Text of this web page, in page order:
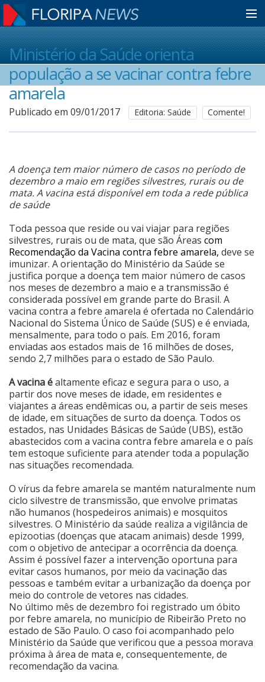
Home
Notícias
Classificados
Guia de Serviços
Anuncie
Cinema
Agenda Cultural
Anuncie
Fale Conosco
Ministério da Saúde orienta
população a se vacinar contra febre
amarela
Publicado em 09/01/2017 Editoria: Saúde Comente!
A doença tem maior número de casos no período de
dezembro a maio em regiões silvestres, rurais ou de
mata. A vacina está disponível em toda a rede pública
de saúde
Toda pessoa que reside ou vai viajar para regiões
silvestres, rurais ou de mata, que são Áreas com
Recomendação da Vacina contra febre amarela, deve se
imunizar. A orientação do Ministério da Saúde se
justifica porque a doença tem maior número de casos
nos meses de dezembro a maio e a transmissão é
considerada possível em grande parte do Brasil. A
vacina contra a febre amarela é ofertada no Calendário
Nacional do Sistema Único de Saúde (SUS) e é enviada,
mensalmente, para todo o país. Em 2016, foram
enviadas aos estados mais de 16 milhões de doses,
sendo 2,7 milhões para o estado de São Paulo.
A vacina éaltamente eficaz e segura para o uso, a
partir dos nove meses de idade, em residentes e
viajantes a áreas endêmicas ou, a partir de seis meses
de idade, em situações de surto da doença. Todos os
estados, nas Unidades Básicas de Saúde (UBS), estão
abastecidos com a vacina contra febre amarela e o país
tem estoque suficiente para atender toda a população
nas situações recomendada.
O vírus da febre amarela se mantém naturalmente num
ciclo silvestre de transmissão, que envolve primatas
não humanos (hospedeiros animais) e mosquitos
silvestres. O Ministério da saúde realiza a vigilância de
epizootias (doenças que atacam animais) desde 1999,
com o objetivo de antecipar a ocorrência da doença.
Assim é possível fazer a intervenção oportuna para
evitar casos humanos, por meio da vacinação das
pessoas e também evitar a urbanização da doença por
meio do controle de vetores nas cidades.
No último mês de dezembro foi registrado um óbito
por febre amarela, no município de Ribeirão Preto no
estado de São Paulo. O caso foi acompanhado pelo
Ministério da Saúde que verificou que a pessoa morava
próxima à área de mata e, consequentemente, de
recomendação da vacina.